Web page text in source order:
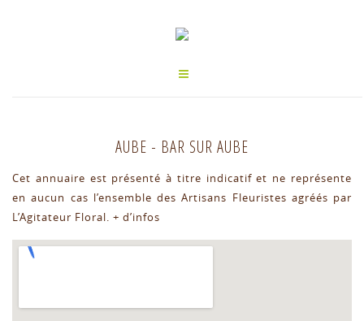
AUBE - BAR SUR AUBE
Cet annuaire est présenté à titre indicatif et ne représente
en aucun cas l’ensemble des Artisans Fleuristes agréés par
L’Agitateur Floral. + d’infos